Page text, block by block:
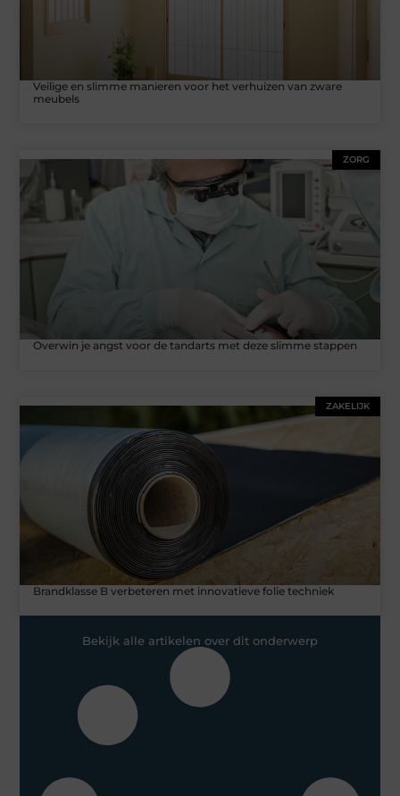
Veilige en slimme manieren voor het verhuizen van zware
meubels
ZORG
Overwin je angst voor de tandarts met deze slimme stappen
ZAKELIJK
Brandklasse B verbeteren met innovatieve folie techniek
Bekijk alle artikelen over dit onderwerp